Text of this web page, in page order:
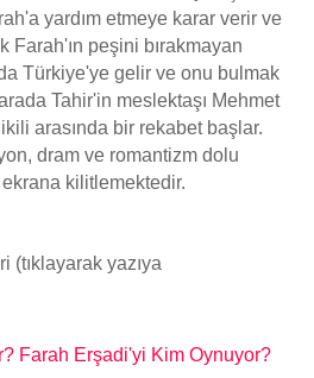
yardım etmeye karar verir ve
Farah'ın peşini bırakmayan
da Türkiye'ye gelir ve onu bulmak
Tahir'in meslektaşı Mehmet
arasında bir rekabet başlar.
dram ve romantizm dolu
kilitlemektedir.
(tıklayarak yazıya
Farah Erşadi'yi Kim Oynuyor?